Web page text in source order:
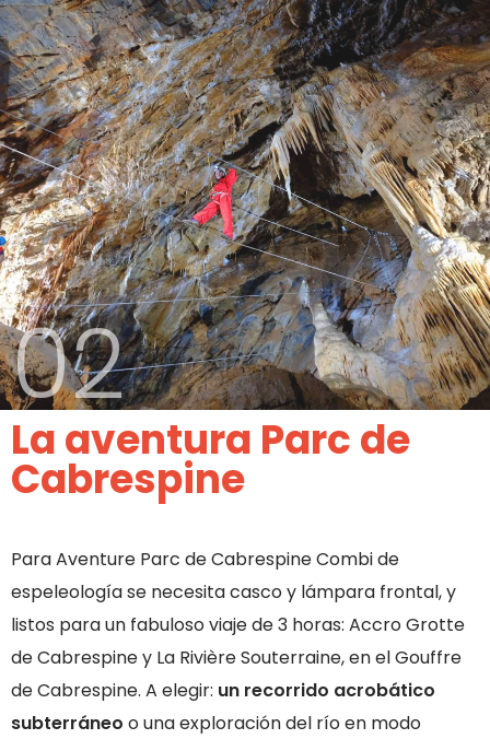
02
La aventura Parc de
Cabrespine
Para Aventure Parc de Cabrespine Combi de
espeleología se necesita casco y lámpara frontal, y
listos para un fabuloso viaje de 3 horas: Accro Grotte
de Cabrespine y La Rivière Souterraine, en el Gouffre
de Cabrespine. A elegir: un recorrido acrobático
subterráneo o una exploración del río en modo